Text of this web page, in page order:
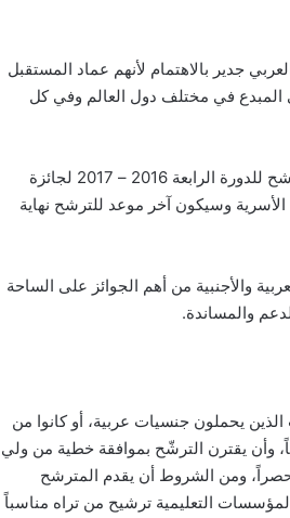
جدير بالاهتمام لأنهم عماد المستقبل
المبدع في مختلف دول العالم وفي كل
وحول الدورة الرابعة للجائزة .. أوضحت الكربي أن الجائزة بدأت استقبال طلبات الترشح للدورة الرابعة 2016 – 2017 لجائزة
وسيكون آخر موعد للترشح نهاية
والأجنبية من أهم الجوائز على الساحة
والمساندة.
عاماً لكل من الشبان والشابات الذين يحملون جنسيات عربية، أو كانوا من
بمن فيهم ذوو الإعاقة، على أن تراوح أعمار المترشحين بين 12 و21 عاماً، وأن يقترن الترشّح بموافقة خطية من ولي
باللغة العربية حصراً، ومن الشروط أن يقدم المترشح
التعليمية ترشيح من تراه مناسباً